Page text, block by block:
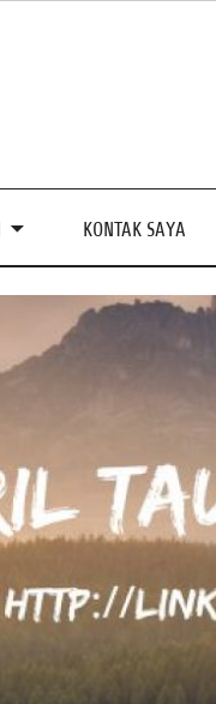
KONTAK SAYA